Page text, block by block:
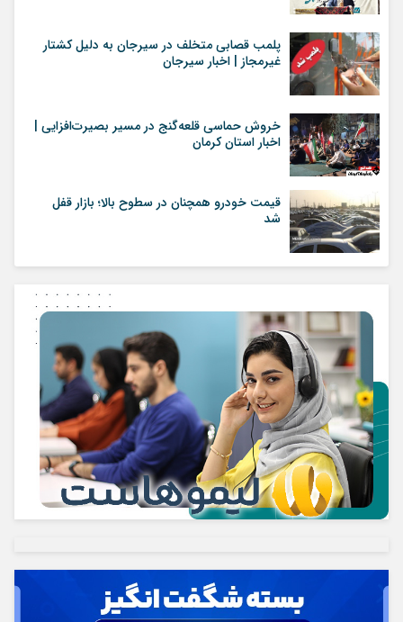
پلمب قصابی متخلف در سیرجان به دلیل کشتار
غیرمجاز | اخبار سیرجان
خروش حماسی قلعه‌گنج در مسیر بصیرت‌افزایی |
اخبار استان کرمان
قیمت خودرو همچنان در سطوح بالا؛ بازار قفل
شد